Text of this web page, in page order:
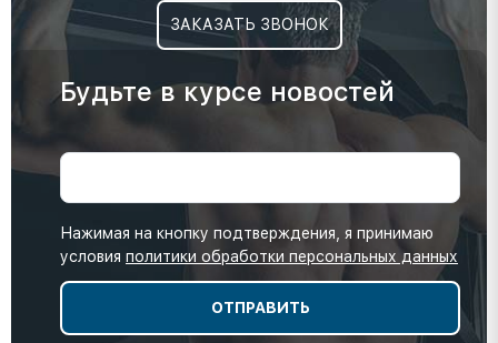
ЗАКАЗАТЬ ЗВОНОК
Будьте в курсе новостей
Нажимая на кнопку подтверждения, я принимаю
условия политики обработки персональных данных